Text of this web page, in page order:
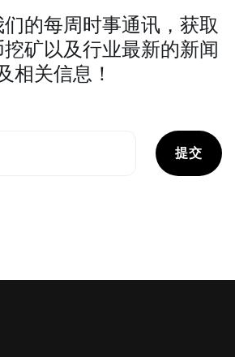
的每周时事通讯，获取
矿以及行业最新的新闻
相关信息！
提交